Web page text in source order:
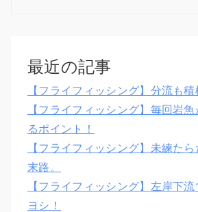
最近の記事
【フライフィッシング】分流も積
【フライフィッシング】毎回岩
るポイント！
【フライフィッシング】未練た
末路。
【フライフィッシング】左岸下流
ヨシ！